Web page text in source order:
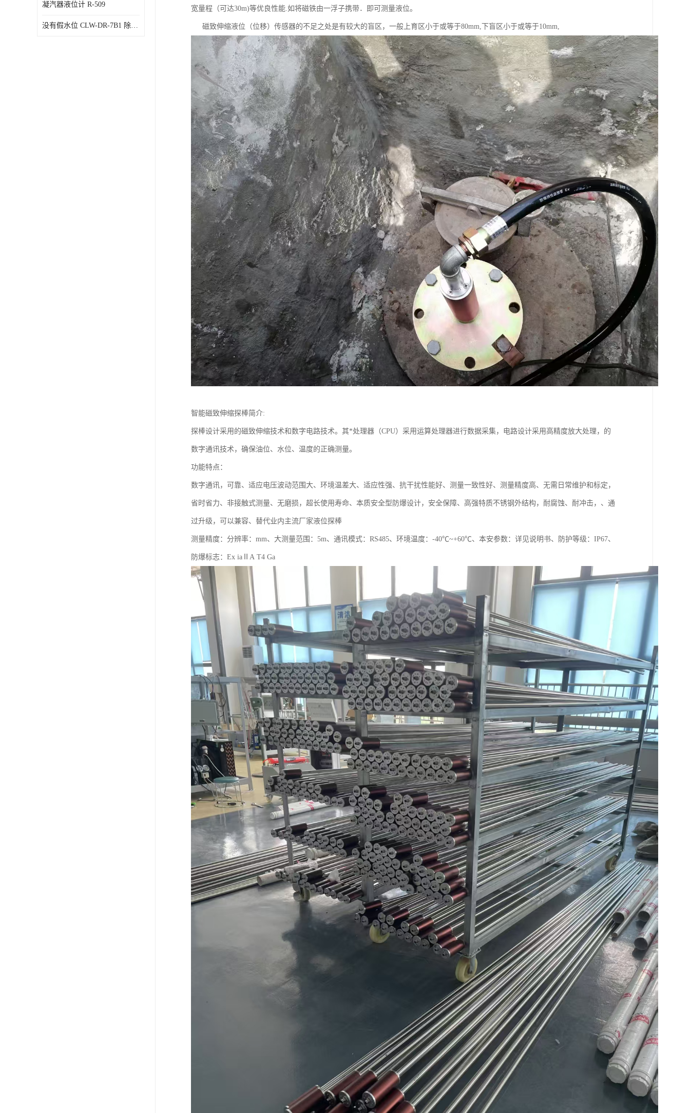
凝汽器液位计 R-509
没有假水位 CLW-DR-7B1 除氧器水位测量
宽量程（可达30m)等优良性能.如将磁铁由一浮子携带．即可测量液位。
磁致伸缩液位（位移）传感器的不足之处是有较大的盲区，一般上育区小于或等于80mm,下盲区小于或等于10mm,
智能磁致伸缩探棒简介:
探棒设计采用的磁致伸缩技术和数字电路技术。其*处理器（CPU）采用运算处理器进行数据采集，电路设计采用高精度放大处理，的
数字通讯技术，确保油位、水位、温度的正确测量。
功能特点：
数字通讯，可靠、适应电压波动范围大、环境温差大、适应性强、抗干扰性能好、测量一致性好、测量精度高、无需日常维护和标定，
省时省力、非接触式测量、无磨损，超长使用寿命、本质安全型防爆设计，安全保障、高强特质不锈钢外结构，耐腐蚀、耐冲击，、通
过升级，可以兼容、替代业内主流厂家液位探棒
测量精度：分辨率：mm、大测量范围：5m、通讯模式：RS485、环境温度：-40℃~+60℃、本安参数：详见说明书、防护等级：IP67、
防爆标志：Ex iaⅡA T4 Ga